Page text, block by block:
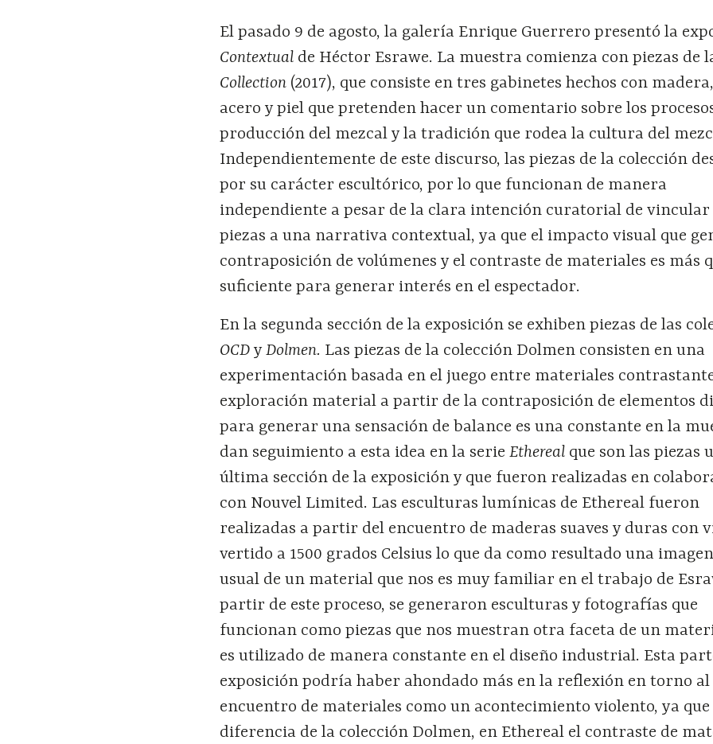
El pasado 9 de agosto, la galería Enrique Guerrero presentó la
Contextual de Héctor Esrawe. La muestra comienza con piezas de
Collection (2017), que consiste en tres gabinetes hechos con
acero y piel que pretenden hacer un comentario sobre los
producción del mezcal y la tradición que rodea la cultura del
Independientemente de este discurso, las piezas de la colección
por su carácter escultórico, por lo que funcionan de manera
independiente a pesar de la clara intención curatorial de vincular
piezas a una narrativa contextual, ya que el impacto visual que
contraposición de volúmenes y el contraste de materiales es más
suficiente para generar interés en el espectador.
En la segunda sección de la exposición se exhiben piezas de las
OCD yDolmen. Las piezas de la colección Dolmen consisten en una
experimentación basada en el juego entre materiales
exploración material a partir de la contraposición de elementos
para generar una sensación de balance es una constante en la
dan seguimiento a esta idea en la serieEthereal que son las piezas
última sección de la exposición y que fueron realizadas en
con Nouvel Limited. Las esculturas lumínicas de Ethereal fueron
realizadas a partir del encuentro de maderas suaves y duras con
vertido a 1500 grados Celsius lo que da como resultado una
usual de un material que nos es muy familiar en el trabajo de
partir de este proceso, se generaron esculturas y fotografías que
funcionan como piezas que nos muestran otra faceta de un
es utilizado de manera constante en el diseño industrial. Esta
exposición podría haber ahondado más en la reflexión en torno al
encuentro de materiales como un acontecimiento violento, ya que
diferencia de la colección Dolmen, en Ethereal el contraste de